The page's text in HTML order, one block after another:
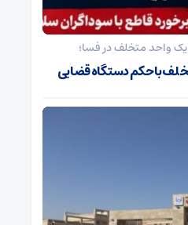
یک واحد متخلف در فسا؛
با حکم دستگاه قضایی